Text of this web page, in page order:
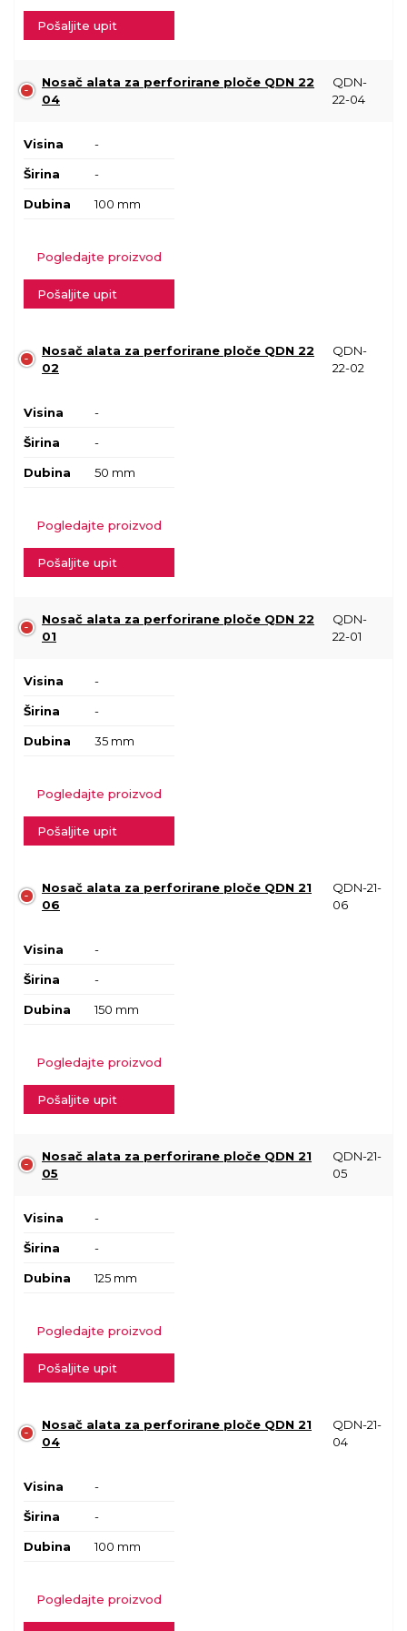
Pošaljite upit
Nosač alata za perforirane ploče QDN 22
04
QDN-
22-04
Visina -
Širina -
Dubina 100 mm
Pogledajte proizvod
Pošaljite upit
Nosač alata za perforirane ploče QDN 22
02
QDN-
22-02
Visina -
Širina -
Dubina 50 mm
Pogledajte proizvod
Pošaljite upit
Nosač alata za perforirane ploče QDN 22
01
QDN-
22-01
Visina -
Širina -
Dubina 35 mm
Pogledajte proizvod
Pošaljite upit
Nosač alata za perforirane ploče QDN 21
06
QDN-21-
06
Visina -
Širina -
Dubina 150 mm
Pogledajte proizvod
Pošaljite upit
Nosač alata za perforirane ploče QDN 21
05
QDN-21-
05
Visina -
Širina -
Dubina 125 mm
Pogledajte proizvod
Pošaljite upit
Nosač alata za perforirane ploče QDN 21
04
QDN-21-
04
Visina -
Širina -
Dubina 100 mm
Pogledajte proizvod